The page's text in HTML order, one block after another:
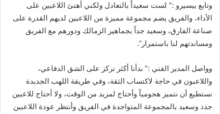
وتابع بيسيرو :” لست سعيداً بالتعادل ولكني أهنئ اللاعبين على
الأداء، والفريق يضم مجموعة مميزة من اللاعبين لديهم القدرة على
صناعة الفارق، وسعيد جداً بجماهير الزمالك ودورهم مع الفريق
ومساندتهم لنا باستمرار”.
وواصل المدير الفني :” بدأنا أكثر نركز على الشق الدفاعي،
واللاعبون في حاجة لاكتساب الثقة، وفي طريقة اللهب الجديدة
نستطيع أن نتميز هجومياً وأحتاج لمزيد من الوقت، ولا أحتاج للاعبين
جدد وسعيد بالمجموعة المتواجدة في الفريق وأنتظر عودة اللاعبين